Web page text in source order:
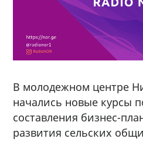
В молодежном центре
начались новые курсы
составления бизнес-
развития сельских